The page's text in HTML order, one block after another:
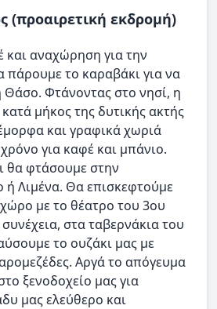
(προαιρετική εκδρομή)
αναχώρηση για την
το καραβάκι για να
Θάσο. Φτάνοντας στο νησί, η
μήκος της δυτικής ακτής
και γραφικά χωριά
για καφέ και μπάνιο.
θα φτάσουμε στην
Λιμένα. Θα επισκεφτούμε
με το θέατρο του 3oυ
στα ταβερνάκια του
το ουζάκι μας με
Αργά το απόγευμα
ξενοδοχείο μας για
μας ελεύθερο και